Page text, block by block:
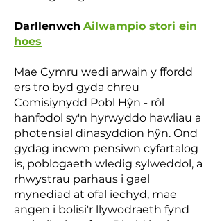
Darllenwch Ailwampio stori ein
hoes
Mae Cymru wedi arwain y ffordd
ers tro byd gyda chreu
Comisiynydd Pobl Hŷn - rôl
hanfodol sy'n hyrwyddo hawliau a
photensial dinasyddion hŷn. Ond
gydag incwm pensiwn cyfartalog
is, poblogaeth wledig sylweddol, a
rhwystrau parhaus i gael
mynediad at ofal iechyd, mae
angen i bolisi'r llywodraeth fynd